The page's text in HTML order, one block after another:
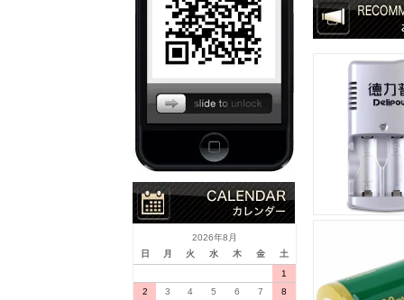
2026年8月
日
月 火 水 木 金
土
1
2
3 4 5 6 7
8